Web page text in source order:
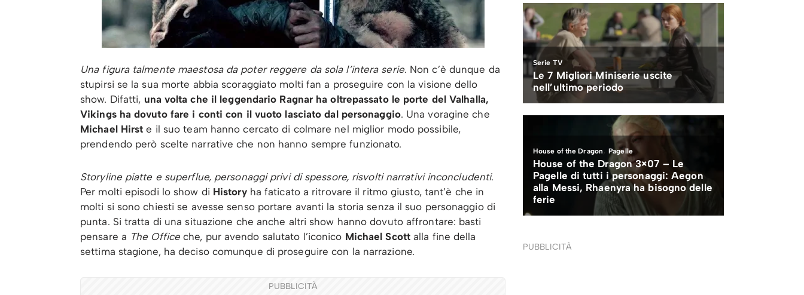
Una figura talmente maestosa da poter reggere da sola l’intera serie. Non c’è dunque da
stupirsi se la sua morte abbia scoraggiato molti fan a proseguire con la visione dello
show. Difatti, una volta che il leggendario Ragnar ha oltrepassato le porte del Valhalla,
Vikings ha dovuto fare i conti con il vuoto lasciato dal personaggio. Una voragine che
Michael Hirst e il suo team hanno cercato di colmare nel miglior modo possibile,
prendendo però scelte narrative che non hanno sempre funzionato.
Storyline piatte e superflue, personaggi privi di spessore, risvolti narrativi inconcludenti.
Per molti episodi lo show di History ha faticato a ritrovare il ritmo giusto, tant’è che in
molti si sono chiesti se avesse senso portare avanti la storia senza il suo personaggio di
punta. Si tratta di una situazione che anche altri show hanno dovuto affrontare: basti
pensare a The Office che, pur avendo salutato l’iconico Michael Scottalla fine della
settima stagione, ha deciso comunque di proseguire con la narrazione.
PUBBLICITÀ
PUBBLICITÀ